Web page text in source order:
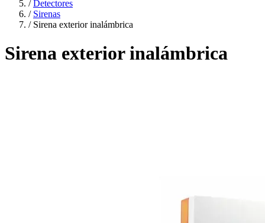
/ Detectores
/ Sirenas
/ Sirena exterior inalámbrica
Sirena exterior inalámbrica